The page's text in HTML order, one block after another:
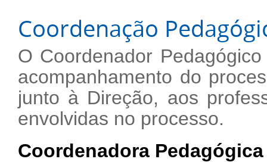
Coordenação
O Coordenador
acompanhamento do
junto à Direção, aos
envolvidas no processo.
Coordenadora